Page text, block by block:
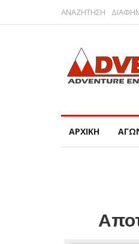
ΑΝΑΖΗΤΗΣΗ
ΑΡΧΙΚΗ